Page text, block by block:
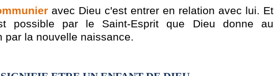
avec Dieu c'est entrer en relation avec lui. Et
possible par le Saint-Esprit que Dieu donne au
par la nouvelle naissance.